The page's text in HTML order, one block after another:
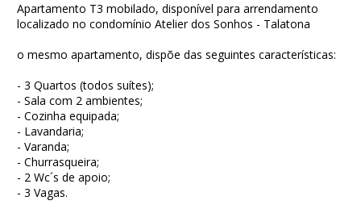
Apartamento T3 mobilado, disponível para arrendamento
localizado no condomínio Atelier dos Sonhos - Talatona
o mesmo apartamento, dispõe das seguintes características:
- 3 Quartos (todos suítes);
- Sala com 2 ambientes;
- Cozinha equipada;
- Lavandaria;
- Varanda;
- Churrasqueira;
- 2 Wc´s de apoio;
- 3 Vagas.